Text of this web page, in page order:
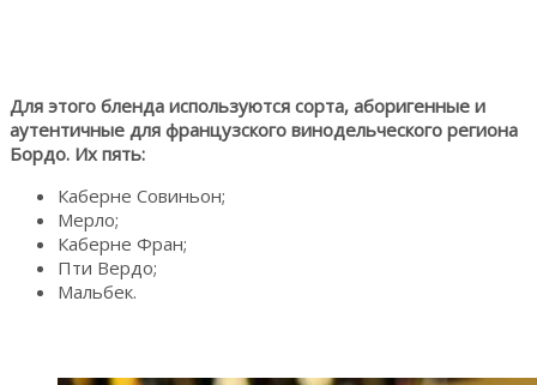
Для этого бленда используются сорта, аборигенные и
аутентичные для французского винодельческого региона
Бордо. Их пять:
Каберне Совиньон;
Мерло;
Каберне Фран;
Пти Вердо;
Мальбек.